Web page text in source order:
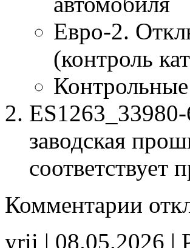
Евро-2.
(контроль
заводская
соответствует
Комментарии записи
65P6
yrii | 08.05.2026 |